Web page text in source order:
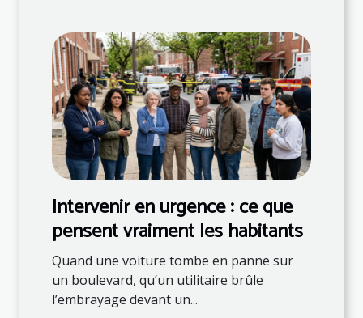
Intervenir en urgence : ce que
pensent vraiment les habitants
Quand une voiture tombe en panne sur
un boulevard, qu’un utilitaire brûle
l’embrayage devant un...